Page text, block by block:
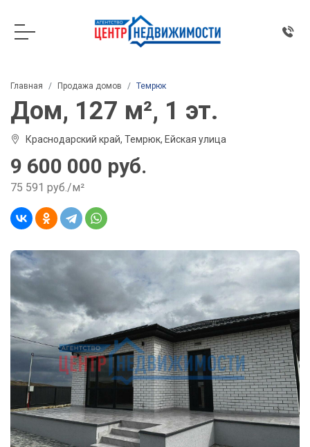
Главная Продажа домов Темрюк
Дом, 127 м², 1 эт.
Краснодарский край, Темрюк, Ейская улица
9 600 000 руб.
75 591 руб./м²